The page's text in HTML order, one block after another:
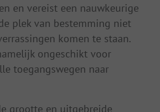
en vereist een nauwkeurige
plek van bestemming niet
komen te staan.
ongeschikt voor
toegangswegen naar
grootte en uitgebreide